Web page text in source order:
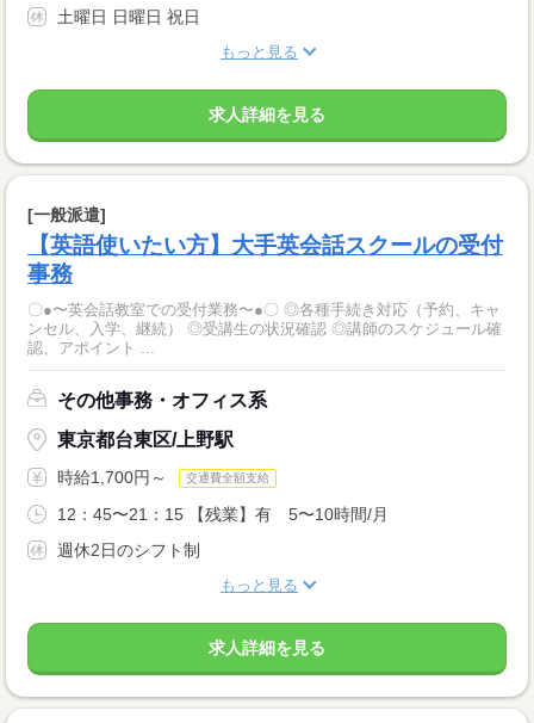
土曜日 日曜日 祝日
もっと見る
求人詳細を見る
[一般派遣]
【英語使いたい方】大手英会話スクールの受付
事務
〇●〜英会話教室での受付業務〜●〇 ◎各種手続き対応（予約、キャ
ンセル、入学、継続） ◎受講生の状況確認 ◎講師のスケジュール確
認、アポイント ...
その他事務・オフィス系
東京都台東区/上野駅
時給1,700円～ 交通費全額支給
12：45〜21：15 【残業】有 5〜10時間/月
週休2日のシフト制
もっと見る
求人詳細を見る